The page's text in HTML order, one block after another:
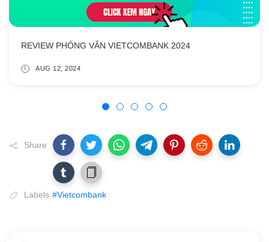
REVIEW PHỎNG VẤN VIETCOMBANK 2024
AUG 12, 2024
Share
Labels #Vietcombank